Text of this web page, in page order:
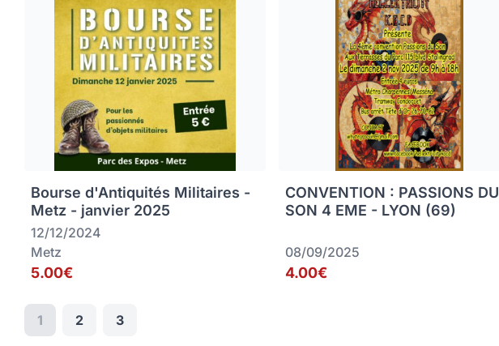
Bourse d'Antiquités Militaires -
Metz - janvier 2025
12/12/2024
Metz
5.00€
CONVENTION : PASSIONS DU
SON 4 EME - LYON (69)
08/09/2025
4.00€
1 2 3